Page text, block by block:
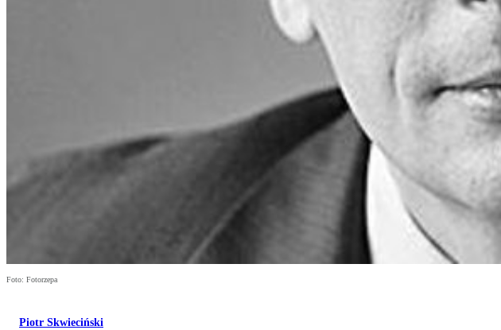
Foto: Fotorzepa
Piotr Skwieciński